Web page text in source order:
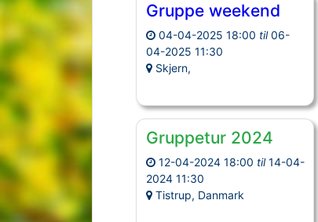
Gruppe weekend
04-04-2025 18:00 til 06-
04-2025 11:30
Skjern,
Gruppetur 2024
12-04-2024 18:00 til 14-04-
2024 11:30
Tistrup, Danmark